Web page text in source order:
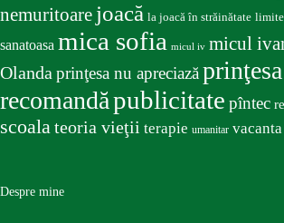
nemuritoare joacă la joacă în străinătate limite
sanatoasa mica sofia micul iv micul
Olanda prinţesa nu apreciază prinţesa
recomandăpublicitate pîntec
scoala teoria vieţii terapie umanitar vacanta
Despre mine